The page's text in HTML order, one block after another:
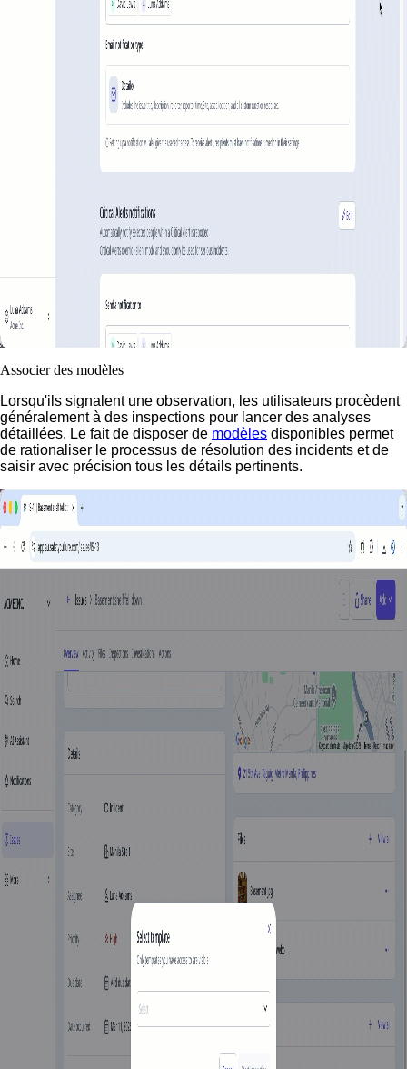
Associer des modèles
Lorsqu'ils signalent une observation, les utilisateurs procèdent
généralement à des inspections pour lancer des analyses
détaillées. Le fait de disposer de modèles disponibles permet
de rationaliser le processus de résolution des incidents et de
saisir avec précision tous les détails pertinents.